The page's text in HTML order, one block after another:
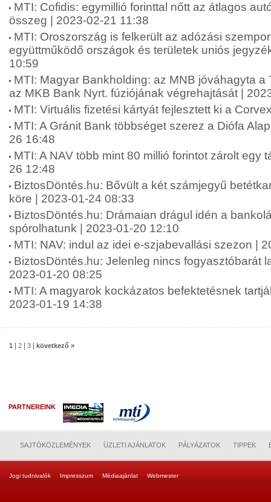
MTI: Cofidis: egymillió forinttal nőtt az átlagos
összeg | 2023-02-21 11:38
MTI: Oroszország is felkerült az adózási
együttműködő országok és területek uniós
10:59
MTI: Magyar Bankholding: az MNB jóváhagyta a
az MKB Bank Nyrt. fúziójának végrehajtását |
MTI: Virtuális fizetési kártyát fejlesztett ki a
MTI: A Gránit Bank többséget szerez a Diófa
26 16:48
MTI: A NAV több mint 80 millió forintot zárolt egy
26 12:48
BiztosDöntés.hu: Bővült a két számjegyű
köre | 2023-01-24 08:33
BiztosDöntés.hu: Drámaian drágul idén a
spórolhatunk | 2023-01-20 12:10
MTI: NAV: indul az idei e-szjabevallási szezon |
BiztosDöntés.hu: Jelenleg nincs fogyasztóbarát
2023-01-20 08:25
MTI: A magyarok kockázatos befektetésnek
2023-01-19 14:38
1 2 3 következő »
PARTNEREINK
SAJTÓKÖZLEMÉNYEK ÜZLETI AJÁNLATOK PÁLYÁZATOK TIPPEK
Jogi tudnivalók Impresszum Médiaajánlat Webmester